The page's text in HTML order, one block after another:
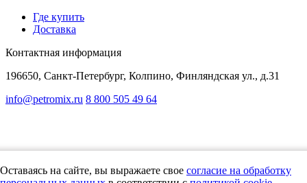
Оставаясь на сайте, вы выражаете свое согласие на обработку
Где купить
Доставка
Контактная информация
196650, Санкт-Петербург, Колпино, Финляндская ул., д.31
info@petromix.ru 8 800 505 49 64
определяемой положениями Статьи 437(2) Гражданского кодекса РФ"
Согласие на обработку